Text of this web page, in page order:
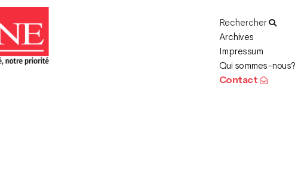
Rechercher
Archives
Impressum
Qui sommes-nous?
Contact